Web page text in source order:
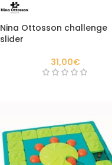
Nina Ottosson challenge
slider
31,00€